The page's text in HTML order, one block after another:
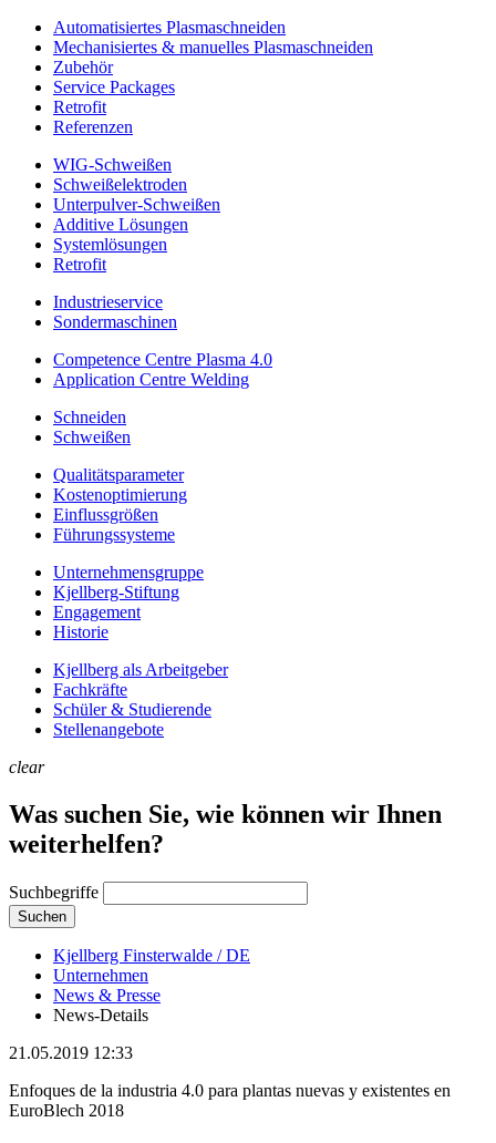
Automatisiertes Plasmaschneiden
Mechanisiertes & manuelles Plasmaschneiden
Zubehör
Service Packages
Retrofit
Referenzen
WIG-Schweißen
Schweißelektroden
Unterpulver-Schweißen
Additive Lösungen
Systemlösungen
Retrofit
Industrieservice
Sondermaschinen
Competence Centre Plasma 4.0
Application Centre Welding
Schneiden
Schweißen
Qualitätsparameter
Kostenoptimierung
Einflussgrößen
Führungssysteme
Unternehmens­gruppe
Kjellberg-Stiftung
Engagement
Historie
Kjellberg als Arbeitgeber
Fachkräfte
Schüler & Studierende
Stellenangebote
clear
Was suchen Sie, wie können wir Ihnen
weiterhelfen?
Suchbegriffe
Suchen
Kjellberg Finsterwalde / DE
Unternehmen
News & Presse
News-Details
21.05.2019 12:33
Enfoques de la industria 4.0 para plantas nuevas y existentes en
EuroBlech 2018